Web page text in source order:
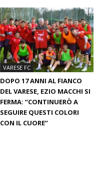
VARESE FC
DOPO 17 ANNI AL FIANCO
DEL VARESE, EZIO MACCHI SI
FERMA: “CONTINUERÒ A
SEGUIRE QUESTI COLORI
CON IL CUORE”